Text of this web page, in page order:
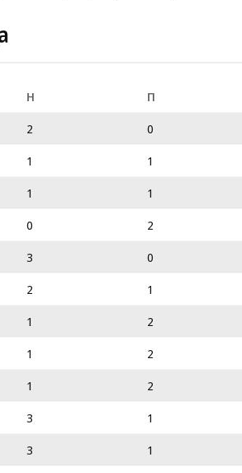
Н П
2 0
1 1
1 1
0 2
3 0
2 1
1 2
1 2
1 2
3 1
3 1